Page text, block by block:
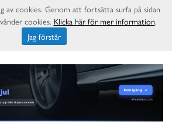
av cookies. Genom att fortsätta surfa på sidan
cookies. Klicka här för mer information.
Jag förstår